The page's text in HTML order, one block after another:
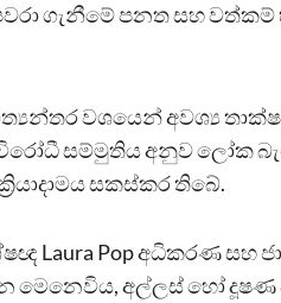
ගැනීමේ පනත සහ
වශයෙන් අවශ්‍ය
සම්මුතිය අනුව ලෝක
සකස්කර තිබේ.
Laura Pop අධිකරණ සහ
මෙනෙවිය, අල්ලස් හෝ